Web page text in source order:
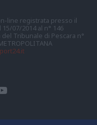
line registrata presso il
07/2014 al n° 146
Tribunale di Pescara n°